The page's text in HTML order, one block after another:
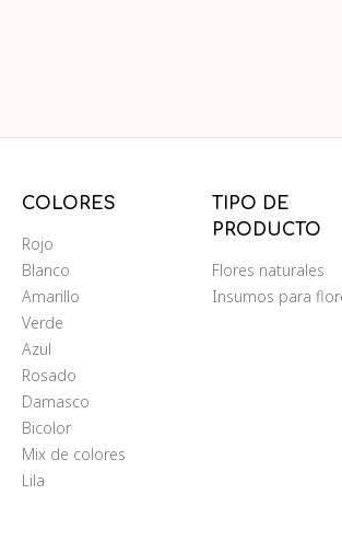
COLORES
Rojo
Blanco
Amarillo
Verde
Azul
Rosado
Damasco
Bicolor
Mix de colores
Lila
TIPO DE
PRODUCTO
Flores naturales
Insumos para